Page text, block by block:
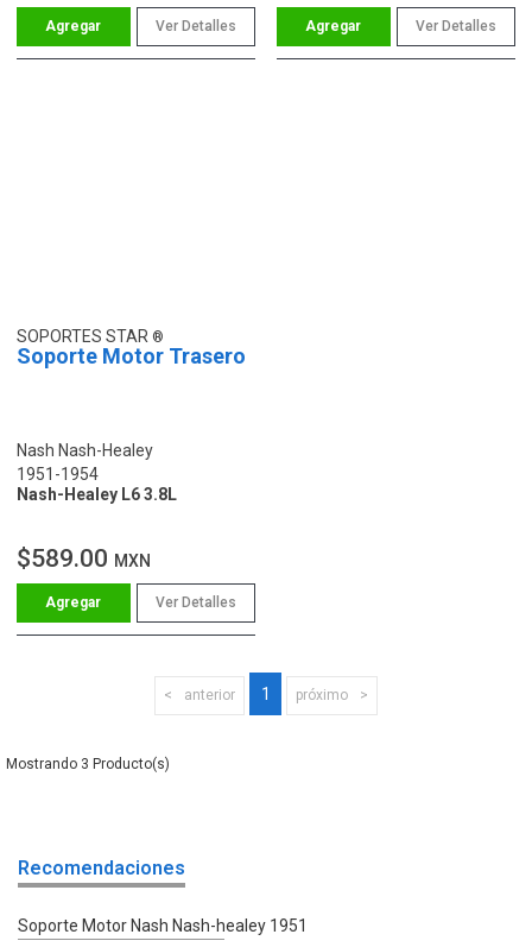
Ver Detalles Ver Detalles
SOPORTES STAR
Soporte Motor Trasero
Nash Nash-Healey
1951-1954
Nash-Healey L6 3.8L
$589.00 MXN
Ver Detalles
anterior 1 próximo
3
Recomendaciones
Soporte Motor Nash Nash-healey 1951